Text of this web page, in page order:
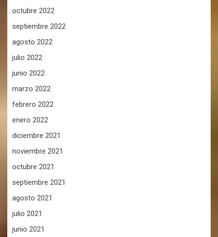
octubre 2022
septiembre 2022
agosto 2022
julio 2022
junio 2022
marzo 2022
febrero 2022
enero 2022
diciembre 2021
noviembre 2021
octubre 2021
septiembre 2021
agosto 2021
julio 2021
junio 2021